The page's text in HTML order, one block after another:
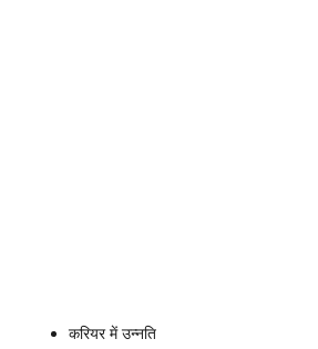
करियर में उन्नति